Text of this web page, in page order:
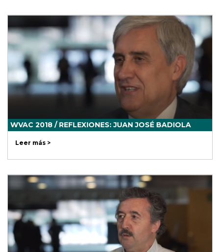
WVAC 2018 / REFLEXIONES: JUAN JOSÉ BADIOLA
Leer más >